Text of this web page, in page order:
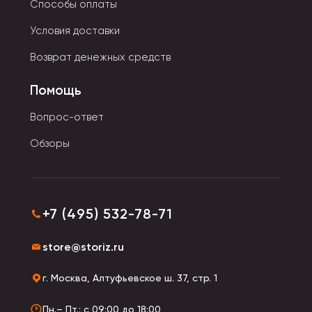
гипоаллергенное сырье: специальный
полипропиленовый хлопок.
Способы оплаты
Условия доставки
Возврат денежных средств
Помощь
Вопрос-ответ
Обзоры
+7 (495) 532-78-71
store@storiz.ru
г. Москва, Алтуфьевское ш. 37, стр. 1
Пн.– Пт.: с 09:00 до 18:00